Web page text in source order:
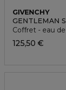
GIVENCHY
GENTLEMAN
Coffret - eau
125,50 €